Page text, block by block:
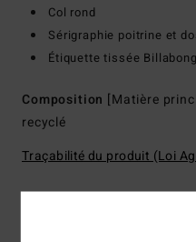
Col rond
Sérigraphie poitrine et
Étiquette tissée Billabong
Composition [Matière
recyclé
Traçabilité du produit (Loi